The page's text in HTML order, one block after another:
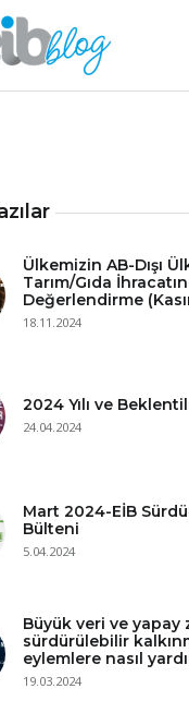
Ülkemizin AB-Dışı
Tarım/Gıda
Değerlendirme
18.11.2024
2024 Yılı ve
24.04.2024
Mart 2024-EİB
Bülteni
5.04.2024
Büyük veri ve yapay
sürdürülebilir
eylemlere nasıl
19.03.2024